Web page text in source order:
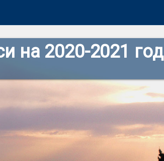
на 2020-2021 год